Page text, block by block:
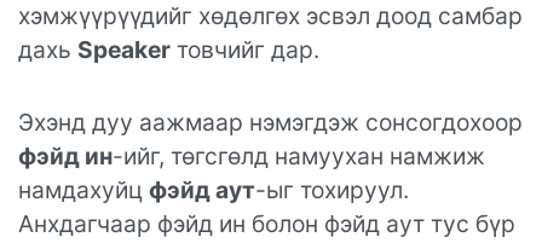
хэмжүүрүүдийг хөдөлгөх эсвэл доод самбар
дахь Speaker товчийг дар.
Эхэнд дуу аажмаар нэмэгдэж сонсогдохоор
фэйд ин-ийг, төгсгөлд намуухан намжиж
намдахуйц фэйд аут-ыг тохируул.
Анхдагчаар фэйд ин болон фэйд аут тус бүр